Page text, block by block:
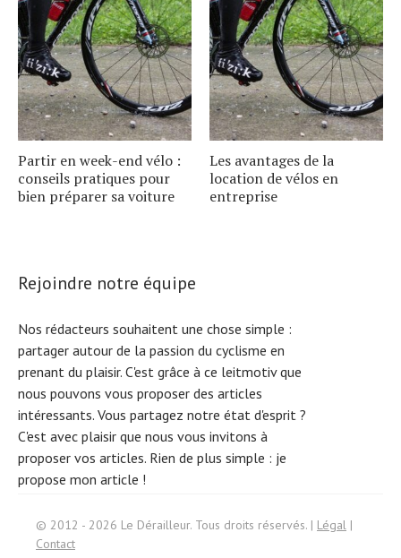
Partir en week-end vélo :
conseils pratiques pour
bien préparer sa voiture
Les avantages de la
location de vélos en
entreprise
Rejoindre notre équipe
Nos rédacteurs souhaitent une chose simple :
partager autour de la passion du cyclisme en
prenant du plaisir. C'est grâce à ce leitmotiv que
nous pouvons vous proposer des articles
intéressants. Vous partagez notre état d'esprit ?
C'est avec plaisir que nous vous invitons à
proposer vos articles. Rien de plus simple : je
propose mon article !
© 2012 - 2026 Le Dérailleur. Tous droits réservés. | Légal |
Contact
or: